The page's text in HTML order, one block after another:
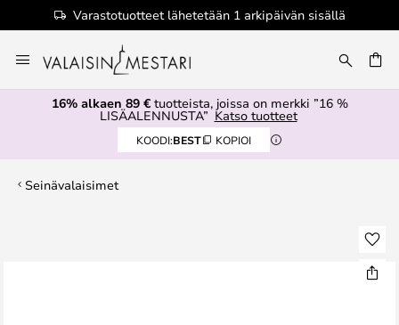
Varastotuotteet lähetetään 1 arkipäivän sisällä
to
Content
16% alkaen 89 €tuotteista, joissa on merkki ”16 %
LISÄALENNUSTA” Katso tuotteet
KOODI:BEST KOPIOI
Seinävalaisimet